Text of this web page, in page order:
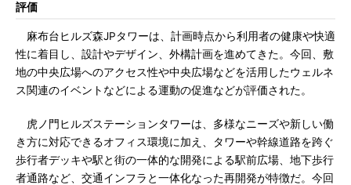
評価
麻布台ヒルズ森JPタワーは、計画時点から利用者の健康や快適
性に着目し、設計やデザイン、外構計画を進めてきた。今回、敷
地の中央広場へのアクセス性や中央広場などを活用したウェルネ
ス関連のイベントなどによる運動の促進などが評価された。
虎ノ門ヒルズステーションタワーは、多様なニーズや新しい働
き方に対応できるオフィス環境に加え、タワーや幹線道路を跨ぐ
歩行者デッキや駅と街の一体的な開発による駅前広場、地下歩行
者通路など、交通インフラと一体化なった再開発が特徴だ。今回